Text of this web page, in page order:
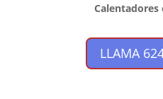
Calentadores
LLAMA